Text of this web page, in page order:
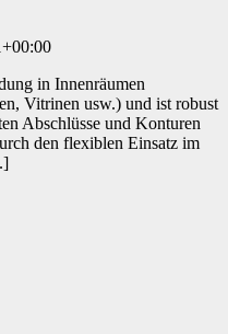
in Innenräumen
Vitrinen usw.) und ist robust
Abschlüsse und Konturen
den flexiblen Einsatz im